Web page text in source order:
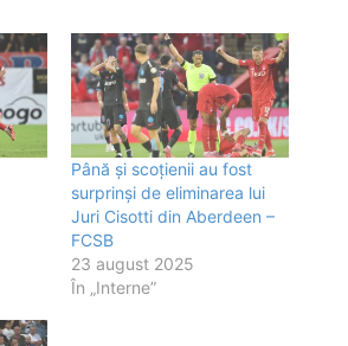
Până și scoțienii au fost
surprinși de eliminarea lui
Juri Cisotti din Aberdeen –
FCSB
23 august 2025
În „Interne”